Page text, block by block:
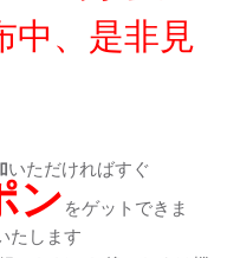
中、是非見
いただければすぐ
ンをゲットできま
たします